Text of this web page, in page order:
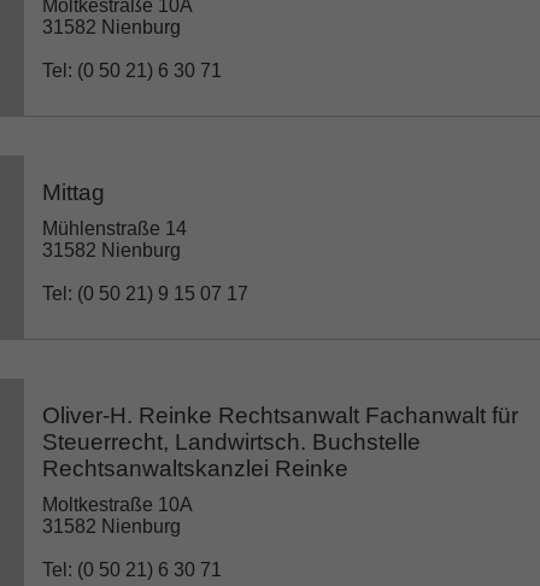
Moltkestraße 10A
31582 Nienburg
Tel: (0 50 21) 6 30 71
Mittag
Mühlenstraße 14
31582 Nienburg
Tel: (0 50 21) 9 15 07 17
Oliver-H. Reinke Rechtsanwalt Fachanwalt für
Steuerrecht, Landwirtsch. Buchstelle
Rechtsanwaltskanzlei Reinke
Moltkestraße 10A
31582 Nienburg
Tel: (0 50 21) 6 30 71